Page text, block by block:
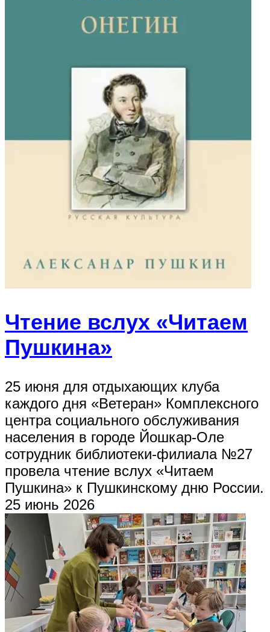
Чтение вслух «Читаем
Пушкина»
25 июня для отдыхающих клуба
каждого дня «Ветеран» Комплексного
центра социального обслуживания
населения в городе Йошкар-Оле
сотрудник библиотеки-филиала №27
провела чтение вслух «Читаем
Пушкина» к Пушкинскому дню России.
25 июнь 2026